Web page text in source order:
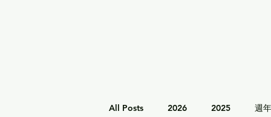
All Posts 2026 2025 週